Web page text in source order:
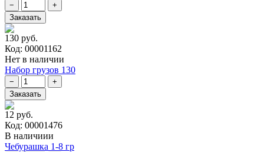
130 руб.
Код: 00001162
Нет в наличии
Набор грузов 130
12 руб.
Код: 00001476
В наличиии
Чебурашка 1-8 гр